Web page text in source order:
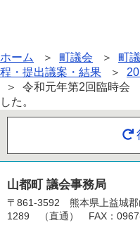
ホーム ＞ 町議会 ＞ 町
程・提出議案・結果 ＞
＞ 令和元年第2回臨時会
した。
山都町 議会事務局
〒861-3592 熊本県上益城
1289 （直通） FAX：